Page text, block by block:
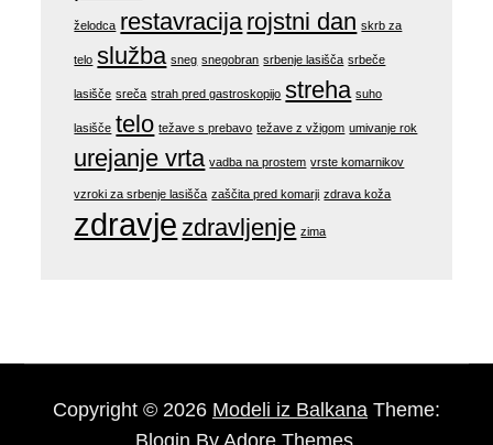
želodca restavracija rojstni dan skrb za
telo služba sneg snegobran srbenje lasišča srbeče
lasišče sreča strah pred gastroskopijo streha suho
lasišče telo težave s prebavo težave z vžigom umivanje rok
urejanje vrta vadba na prostem vrste komarnikov
vzroki za srbenje lasišča zaščita pred komarji zdrava koža
zdravje zdravljenje zima
Copyright © 2026 Modeli iz Balkana Theme:
Blogin By Adore Themes.